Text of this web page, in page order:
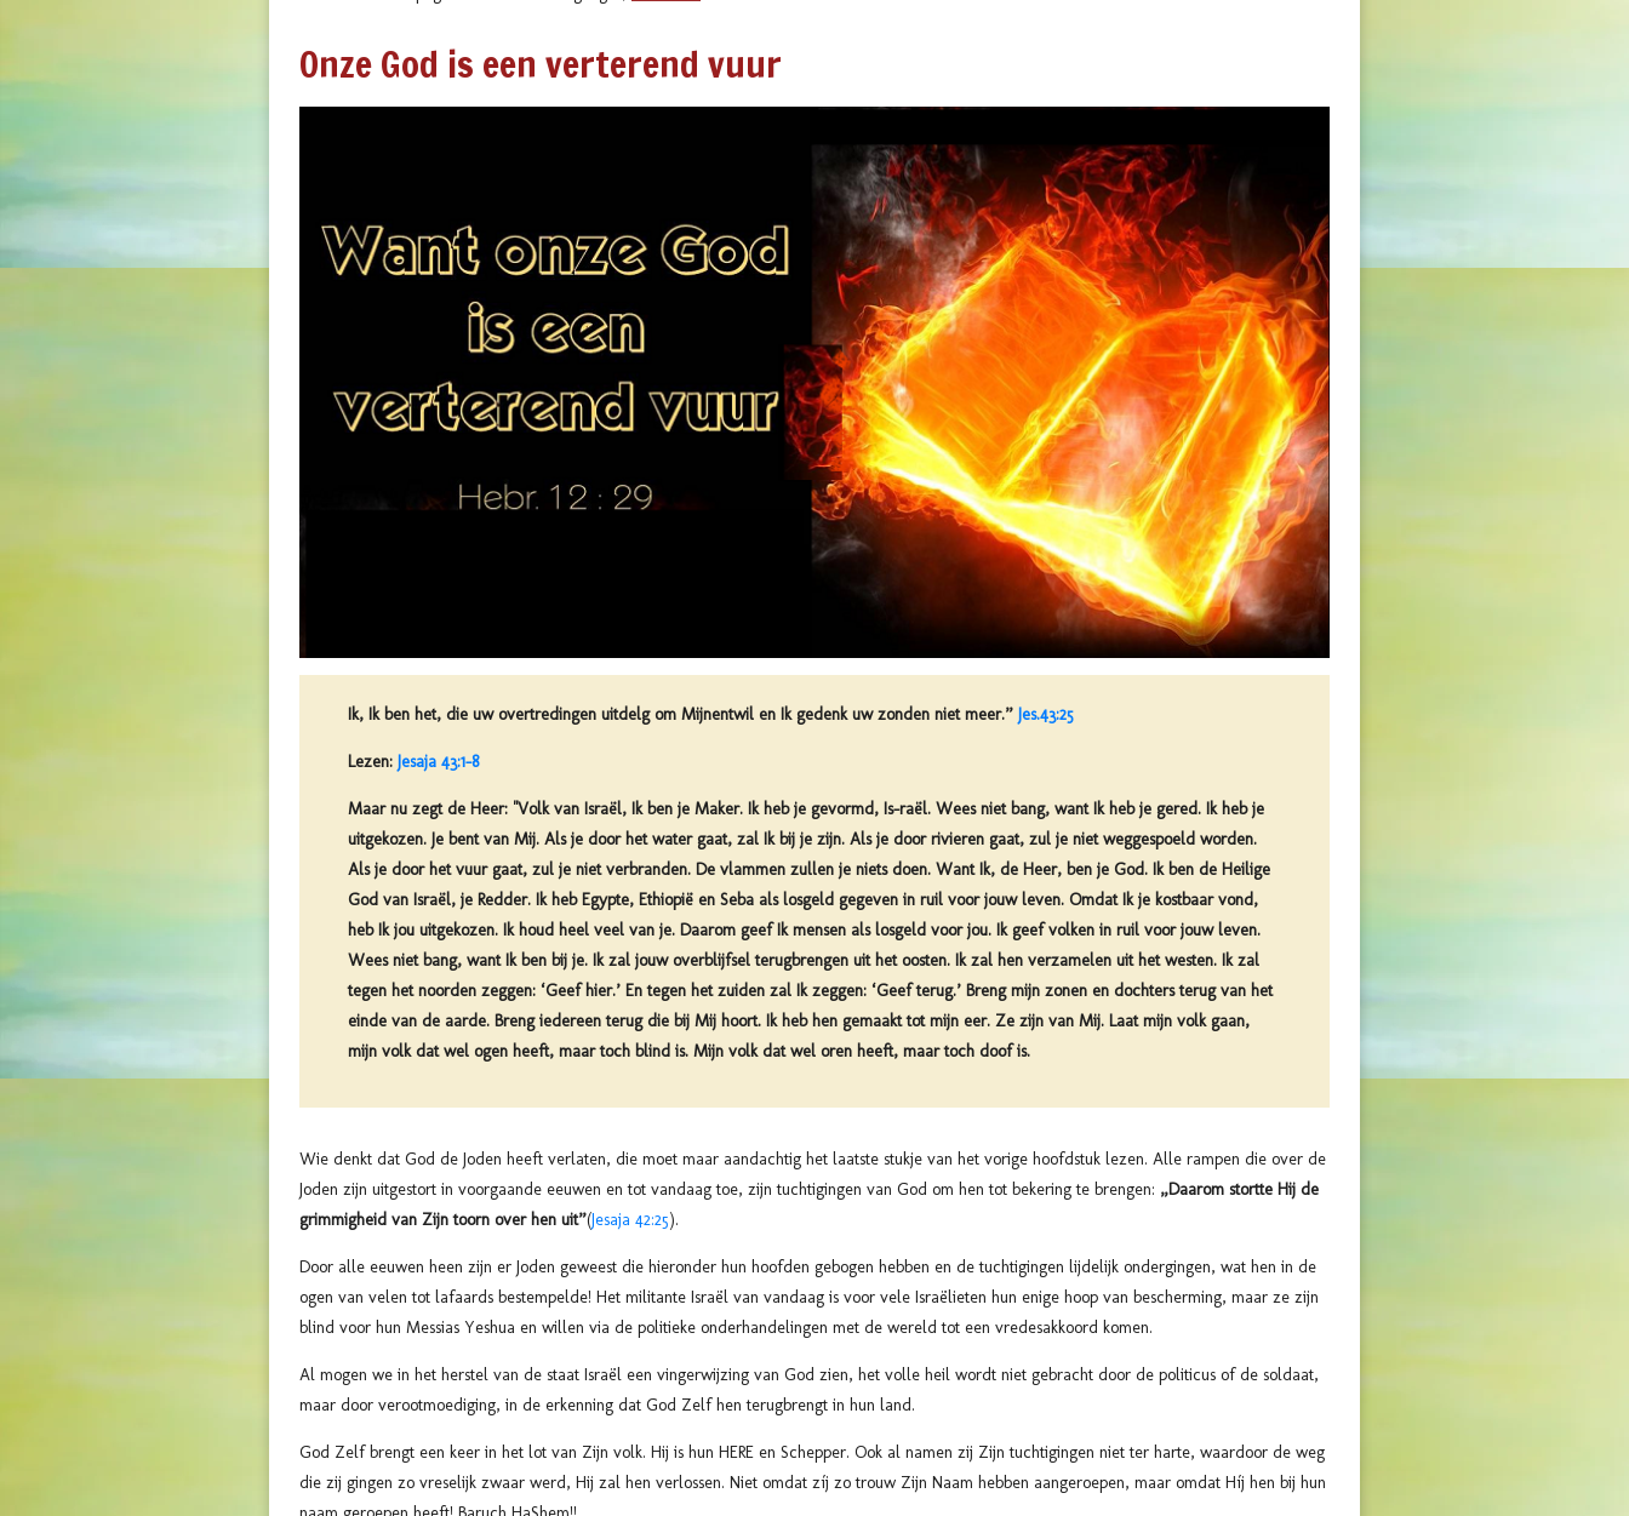
Onze God is een verterend vuur
Ik, Ik ben het, die uw overtredingen uitdelg om Mijnentwil en Ik gedenk uw zonden niet meer.” Jes.43:25
Lezen: Jesaja 43:1-8
Maar nu zegt de Heer: "Volk van Israël, Ik ben je Maker. Ik heb je gevormd, Is-raël. Wees niet bang, want Ik heb je gered. Ik heb je
uitgekozen. Je bent van Mij. Als je door het water gaat, zal Ik bij je zijn. Als je door rivieren gaat, zul je niet weggespoeld worden.
Als je door het vuur gaat, zul je niet verbranden. De vlammen zullen je niets doen. Want Ik, de Heer, ben je God. Ik ben de Heilige
God van Israël, je Redder. Ik heb Egypte, Ethiopië en Seba als losgeld gegeven in ruil voor jouw leven. Omdat Ik je kostbaar vond,
heb Ik jou uitgekozen. Ik houd heel veel van je. Daarom geef Ik mensen als losgeld voor jou. Ik geef volken in ruil voor jouw leven.
Wees niet bang, want Ik ben bij je. Ik zal jouw overblijfsel terugbrengen uit het oosten. Ik zal hen verzamelen uit het westen. Ik zal
tegen het noorden zeggen: ‘Geef hier.’ En tegen het zuiden zal Ik zeggen: ‘Geef terug.’ Breng mijn zonen en dochters terug van het
einde van de aarde. Breng iedereen terug die bij Mij hoort. Ik heb hen gemaakt tot mijn eer. Ze zijn van Mij. Laat mijn volk gaan,
mijn volk dat wel ogen heeft, maar toch blind is. Mijn volk dat wel oren heeft, maar toch doof is.
Wie denkt dat God de Joden heeft verlaten, die moet maar aandachtig het laatste stukje van het vorige hoofdstuk lezen. Alle rampen die over de
Joden zijn uitgestort in voorgaande eeuwen en tot vandaag toe, zijn tuchtigingen van God om hen tot bekering te brengen: „Daarom stortte Hij de
grimmigheid van Zijn toorn over hen uit”(Jesaja 42:25).
Door alle eeuwen heen zijn er Joden geweest die hieronder hun hoofden gebogen hebben en de tuchtigingen lijdelijk ondergingen, wat hen in de
ogen van velen tot lafaards bestempelde! Het militante Israël van vandaag is voor vele Israëlieten hun enige hoop van bescherming, maar ze zijn
blind voor hun Messias Yeshua en willen via de politieke onderhandelingen met de wereld tot een vredesakkoord komen.
Al mogen we in het herstel van de staat Israël een vingerwijzing van God zien, het volle heil wordt niet gebracht door de politicus of de soldaat,
maar door verootmoediging, in de erkenning dat God Zelf hen terugbrengt in hun land.
God Zelf brengt een keer in het lot van Zijn volk. Hij is hun HERE en Schepper. Ook al namen zij Zijn tuchtigingen niet ter harte, waardoor de weg
die zij gingen zo vreselijk zwaar werd, Hij zal hen verlossen. Niet omdat zíj zo trouw Zijn Naam hebben aangeroepen, maar omdat Híj hen bij hun